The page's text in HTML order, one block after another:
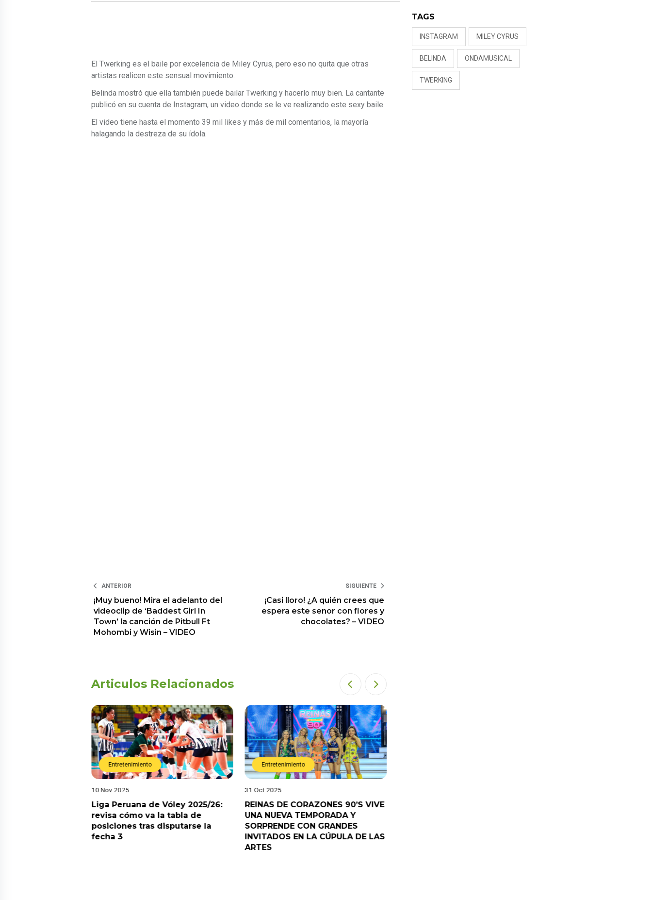
El Twerking es el baile por excelencia de Miley Cyrus, pero eso no quita que otras
artistas realicen este sensual movimiento.
Belinda mostró que ella también puede bailar Twerking y hacerlo muy bien. La cantante
publicó en su cuenta de Instagram, un video donde se le ve realizando este sexy baile.
El video tiene hasta el momento 39 mil likes y más de mil comentarios, la mayoría
halagando la destreza de su ídola.
ANTERIOR
¡Muy bueno! Mira el adelanto del
videoclip de ‘Baddest Girl In
Town’ la canción de Pitbull Ft
Mohombi y Wisin – VIDEO
SIGUIENTE
¡Casi lloro! ¿A quién crees que
espera este señor con flores y
chocolates? – VIDEO
Articulos Relacionados
Entretenimiento
10 Nov 2025
Liga Peruana de Vóley 2025/26:
revisa cómo va la tabla de
posiciones tras disputarse la
fecha 3
Entretenimiento
31 Oct 2025
REINAS DE CORAZONES 90’S VIVE
UNA NUEVA TEMPORADA Y
SORPRENDE CON GRANDES
INVITADOS EN LA CÚPULA DE LAS
ARTES
TAGS
INSTAGRAM MILEY CYRUS
BELINDA ONDAMUSICAL
TWERKING